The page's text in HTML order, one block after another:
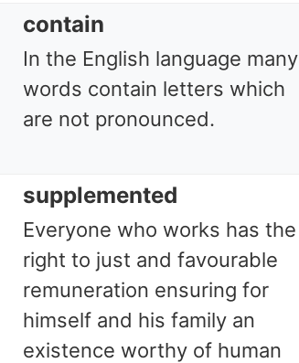
contain
In the English language many
words contain letters which
are not pronounced.
supplemented
Everyone who works has the
right to just and favourable
remuneration ensuring for
himself and his family an
existence worthy of human